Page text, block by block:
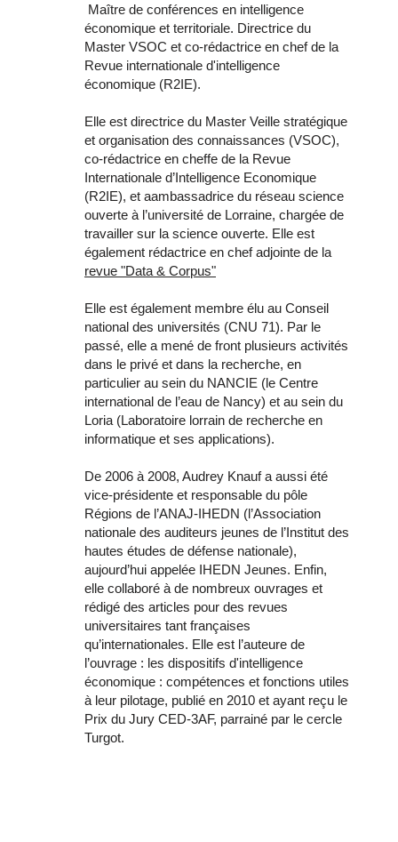
Maître de conférences en intelligence
économique et territoriale. Directrice du
Master VSOC et co-rédactrice en chef de la
Revue internationale d'intelligence
économique (R2IE).
Elle est directrice du Master Veille stratégique
et organisation des connaissances (VSOC),
co-rédactrice en cheffe de la Revue
Internationale d’Intelligence Economique
(R2IE), et aambassadrice du réseau science
ouverte à l’université de Lorraine, chargée de
travailler sur la science ouverte. Elle est
également rédactrice en chef adjointe de la
revue "Data & Corpus"
Elle est également membre élu au Conseil
national des universités (CNU 71). Par le
passé, elle a mené de front plusieurs activités
dans le privé et dans la recherche, en
particulier au sein du NANCIE (le Centre
international de l’eau de Nancy) et au sein du
Loria (Laboratoire lorrain de recherche en
informatique et ses applications).
De 2006 à 2008, Audrey Knauf a aussi été
vice-présidente et responsable du pôle
Régions de l’ANAJ-IHEDN (l’Association
nationale des auditeurs jeunes de l’Institut des
hautes études de défense nationale),
aujourd’hui appelée IHEDN Jeunes. Enfin,
elle collaboré à de nombreux ouvrages et
rédigé des articles pour des revues
universitaires tant françaises
qu’internationales. Elle est l’auteure de
l’ouvrage : les dispositifs d'intelligence
économique : compétences et fonctions utiles
à leur pilotage, publié en 2010 et ayant reçu le
Prix du Jury CED-3AF, parrainé par le cercle
Turgot.